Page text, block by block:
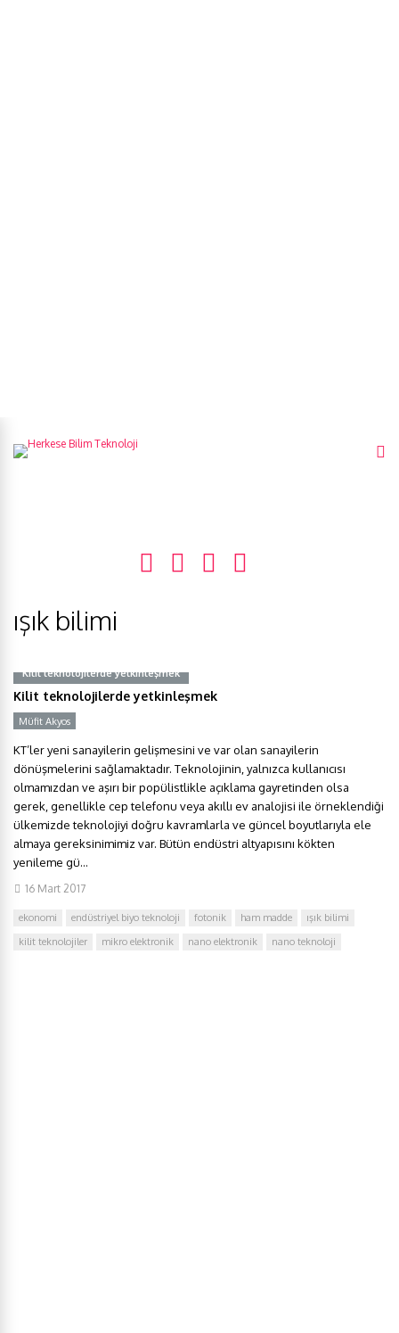
ışık bilimi
Kilit teknolojilerde yetkinleşmek
Kilit teknolojilerde yetkinleşmek
Müfit Akyos
KT’ler yeni sanayilerin gelişmesini ve var olan sanayilerin
dönüşmelerini sağlamaktadır. Teknolojinin, yalnızca kullanıcısı
olmamızdan ve aşırı bir popülistlikle açıklama gayretinden olsa
gerek, genellikle cep telefonu veya akıllı ev analojisi ile örneklendiği
ülkemizde teknolojiyi doğru kavramlarla ve güncel boyutlarıyla ele
almaya gereksinimimiz var. Bütün endüstri altyapısını kökten
yenileme gü...
16 Mart 2017
ekonomi endüstriyel biyo teknoloji fotonik ham madde
ışık bilimi
kilit teknolojiler
mikro elektronik nano elektronik nano teknoloji